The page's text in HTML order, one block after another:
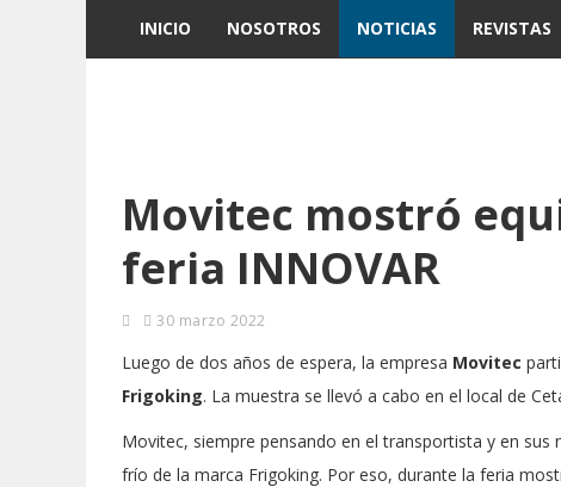
INICIO NOSOTROS NOTICIAS REVISTAS
Movitec mostró
feria INNOVAR
30 marzo 2022
Luego de dos años de espera, la empresa Movitec
Frigoking. La muestra se llevó a cabo en el local de
Movitec, siempre pensando en el transportista y en
frío de la marca Frigoking. Por eso, durante la feria